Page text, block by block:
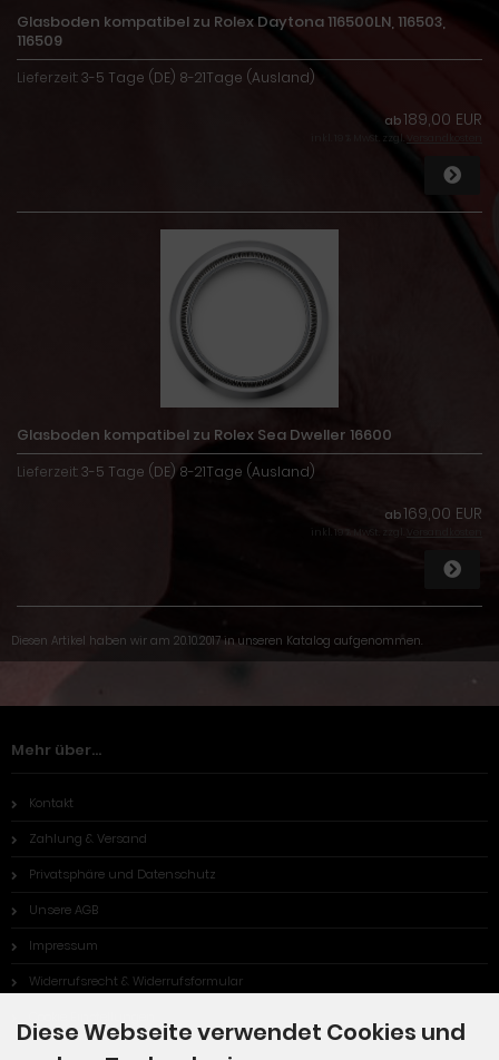
Glasboden kompatibel zu Rolex Daytona 116500LN, 116503,
116509
Lieferzeit:3-5 Tage (DE) 8-21Tage (Ausland)
ab189,00 EUR
inkl. 19 % MwSt. zzgl.
Glasboden kompatibel zu Rolex Sea Dweller 16600
Lieferzeit:3-5 Tage (DE) 8-21Tage (Ausland)
ab169,00 EUR
inkl. 19 % MwSt. zzgl.
Diesen Artikel haben wir am 20.10.2017 in unseren Katalog aufgenommen.
Mehr über...
Kontakt
Zahlung & Versand
Privatsphäre und Datenschutz
Unsere AGB
Impressum
Widerrufsrecht & Widerrufsformular
Diese Webseite verwendet Cookies und